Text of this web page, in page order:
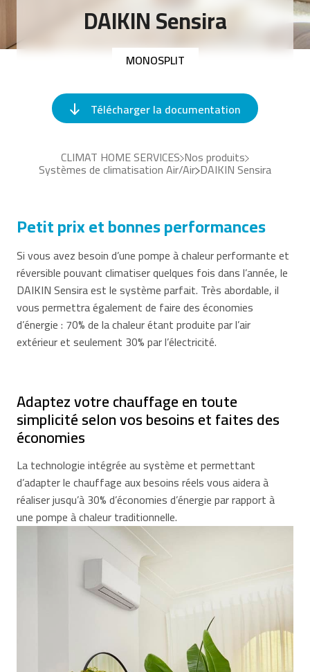
DAIKIN Sensira
MONOSPLIT
Télécharger la documentation
CLIMAT HOME SERVICES Nos produits
Systèmes de climatisation Air/Air DAIKIN Sensira
Petit prix et bonnes performances
Si vous avez besoin d’une pompe à chaleur performante et
réversible pouvant climatiser quelques fois dans l’année, le
DAIKIN Sensira est le système parfait. Très abordable, il
vous permettra également de faire des économies
d’énergie : 70% de la chaleur étant produite par l’air
extérieur et seulement 30% par l’électricité.
Adaptez votre chauffage en toute
simplicité selon vos besoins et faites des
économies
La technologie intégrée au système et permettant
d’adapter le chauffage aux besoins réels vous aidera à
réaliser jusqu’à 30% d’économies d’énergie par rapport à
une pompe à chaleur traditionnelle.